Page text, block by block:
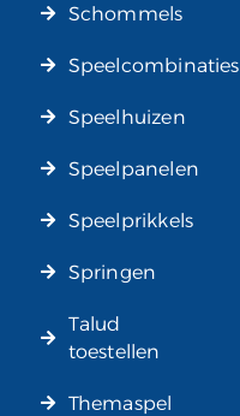
Schommels
Speelcombinaties
Speelhuizen
Speelpanelen
Speelprikkels
Springen
Talud
toestellen
Themaspel